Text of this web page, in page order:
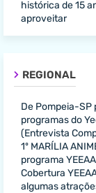
histórica de 15
aproveitar
REGIONAL
De Pompeia-SP
programas do
(Entrevista
1º MARÍLIA
programa
Cobertura
algumas